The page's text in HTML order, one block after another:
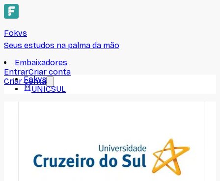
Fokvs
Seus estudos na palma da mão
Embaixadores
EntrarCriar conta
Criar conta
Fokvs
UNICSUL